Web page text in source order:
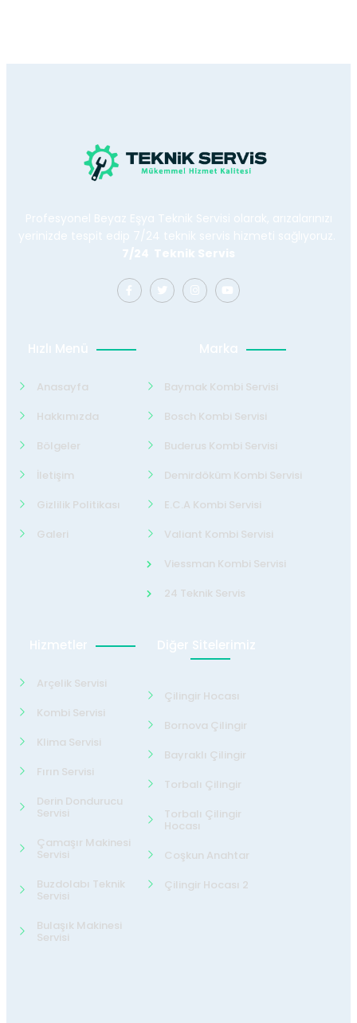
Profesyonel Beyaz Eşya Teknik Servisi olarak, arızalarınızı
yerinizde tespit edip 7/24 teknik servis hizmeti sağlıyoruz.
7/24 Teknik Servis
Hızlı Menü
Anasayfa
Hakkımızda
Bölgeler
İletişim
Gizlilik Politikası
Galeri
Marka
Baymak Kombi Servisi
Bosch Kombi Servisi
Buderus Kombi Servisi
Demirdöküm Kombi Servisi
E.C.A Kombi Servisi
Valiant Kombi Servisi
Viessman Kombi Servisi
24 Teknik Servis
Hizmetler
Arçelik Servisi
Kombi Servisi
Klima Servisi
Fırın Servisi
Derin Dondurucu
Servisi
Çamaşır Makinesi
Servisi
Buzdolabı Teknik
Servisi
Bulaşık Makinesi
Servisi
Diğer Sitelerimiz
Çilingir Hocası
Bornova Çilingir
Bayraklı Çilingir
Torbalı Çilingir
Torbalı Çilingir
Hocası
Coşkun Anahtar
Çilingir Hocası 2